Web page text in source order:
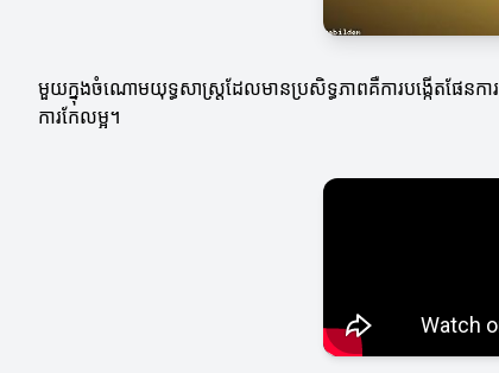
មួយក្នុងចំណោមយុទ្ធសាស្ត្រដែលមានប្រសិទ្ធភាពគឺការបង្កើតផែន
ការកែលម្អ។